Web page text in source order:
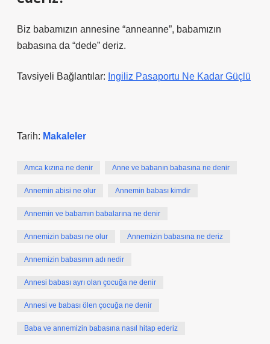
Biz babamızın annesine “anneanne”, babamızın
babasına da “dede” deriz.
Tavsiyeli Bağlantılar: Ingiliz Pasaportu Ne Kadar Güçlü
Tarih: Makaleler
Amca kızına ne denir Anne ve babanın babasına ne denir
Annemin abisi ne olur Annemin babası kimdir
Annemin ve babamın babalarına ne denir
Annemizin babası ne olur Annemizin babasına ne deriz
Annemizin babasının adı nedir
Annesi babası ayrı olan çocuğa ne denir
Annesi ve babası ölen çocuğa ne denir
Baba ve annemizin babasına nasıl hitap ederiz